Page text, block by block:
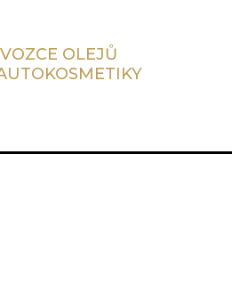
OLEJŮ